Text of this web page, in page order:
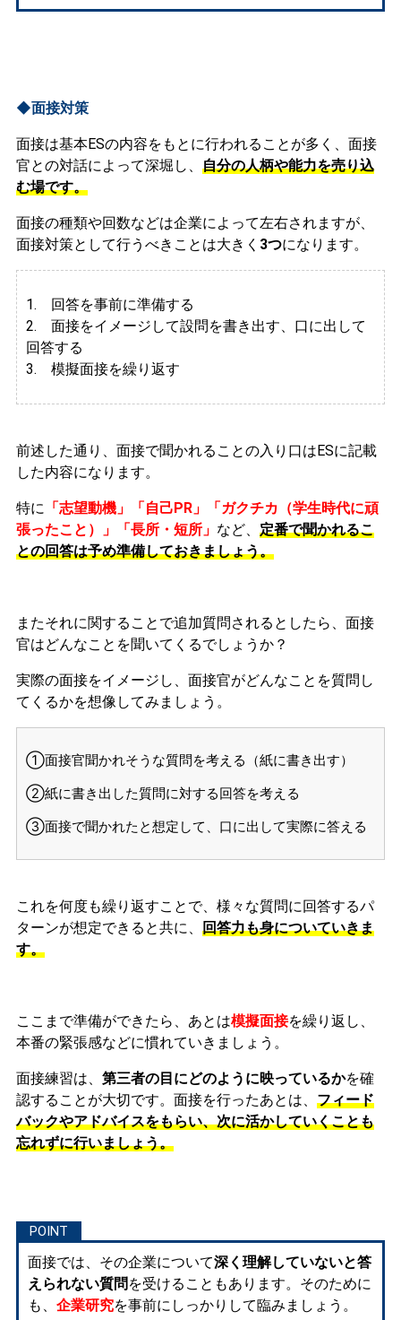
◆面接対策
面接は基本ESの内容をもとに行われることが多く、面接
官との対話によって深堀し、 自分の人柄や能力を売り込
む場です。
面接の種類や回数などは企業によって左右されますが、
面接対策として行うべきことは大きく 3つになります。
1. 回答を事前に準備する
2. 面接をイメージして設問を書き出す、口に出して
回答する
3. 模擬面接を繰り返す
前述した通り、面接で聞かれることの入り口はESに記載
した内容になります。
特に 「志望動機」「自己PR」「ガクチカ（学生時代に頑
張ったこと）」「長所・短所」 など、 定番で聞かれるこ
との回答は予め準備しておきましょう。
またそれに関することで追加質問されるとしたら、面接
官はどんなことを聞いてくるでしょうか？
実際の面接をイメージし、面接官がどんなことを質問し
てくるかを想像してみましょう。
①面接官聞かれそうな質問を考える（紙に書き出す）
②紙に書き出した質問に対する回答を考える
③面接で聞かれたと想定して、口に出して実際に答える
これを何度も繰り返すことで、様々な質問に回答するパ
ターンが想定できると共に、 回答力も身についていきま
す。
ここまで準備ができたら、あとは模擬面接を繰り返し、
本番の緊張感などに慣れていきましょう。
面接練習は、 第三者の目にどのように映っているかを確
認することが大切です。面接を行ったあとは、 フィード
バックやアドバイスをもらい、次に活かしていくことも
忘れずに行いましょう。
面接では、その企業について深く理解していないと答
えられない質問 を受けることもあります。そのために
も、 企業研究を事前にしっかりして臨みましょう。